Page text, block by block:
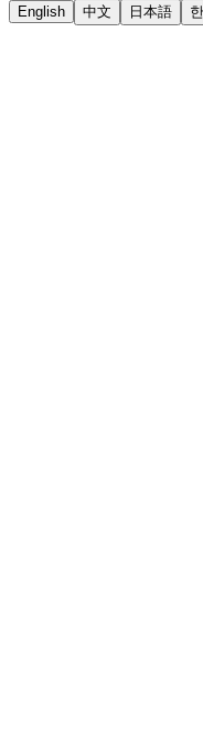
English 中文 日本語